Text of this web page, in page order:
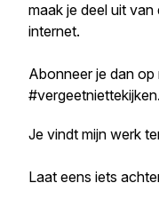
maak je deel uit
internet.
Abonneer je dan op
#vergeetniettekijken.
Je vindt mijn werk
Laat eens iets